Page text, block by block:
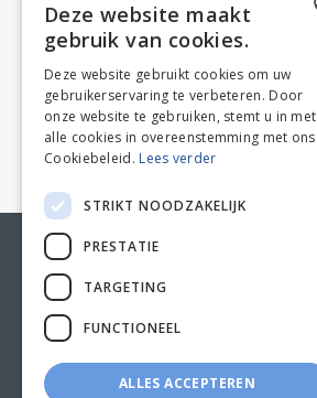
KLANTENSERVICE
FRENCH
Deze website maakt
gebruik van cookies.
Deze website gebruikt cookies om uw
gebruikerservaring te verbeteren. Door
onze website te gebruiken, stemt u in met
alle cookies in overeenstemming met ons
Cookiebeleid. Lees verder
STRIKT NOODZAKELIJK
PRESTATIE
TARGETING
FUNCTIONEEL
ALLES ACCEPTEREN